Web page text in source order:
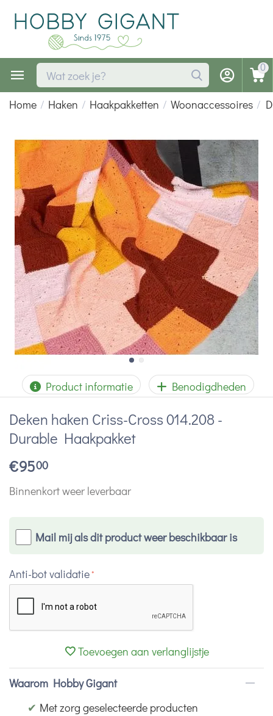
0
Home / Haken / Haakpakketten / Woonaccessoires /
Product informatie Benodigdheden
Deken haken Criss-Cross 014.208 -
Durable Haakpakket
€9500
Binnenkort weer leverbaar
Mail mij als dit product weer beschikbaar is
Anti-bot validatie
Toevoegen aan verlanglijstje
Waarom Hobby Gigant
✔ Met zorg geselecteerde producten